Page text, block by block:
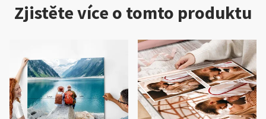
Zjistěte více o tomto produktu